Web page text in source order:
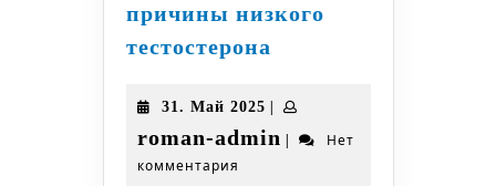
причины низкого
тестостерона
тестостерона
31. Май 202531.
Май
|
roman-admin roman-
|
Нет
комментария